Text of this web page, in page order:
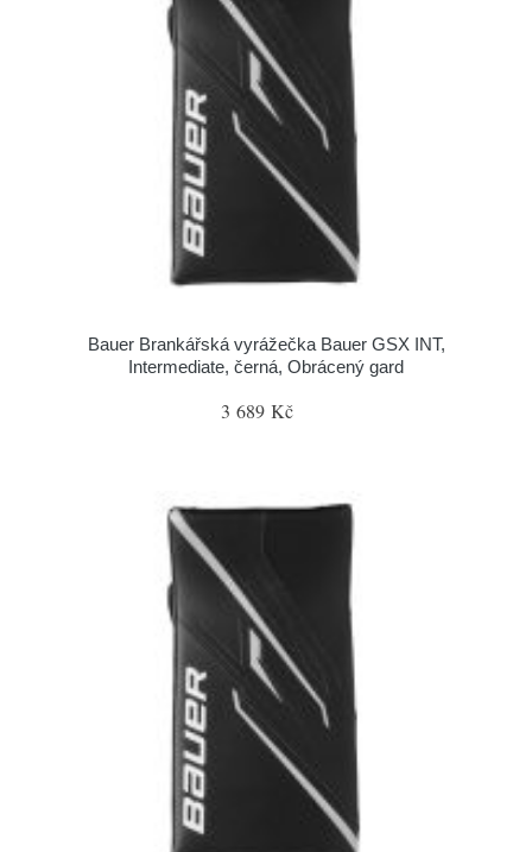
Bauer Brankářská vyrážečka Bauer GSX INT,
Intermediate, černá, Obrácený gard
3 689 Kč